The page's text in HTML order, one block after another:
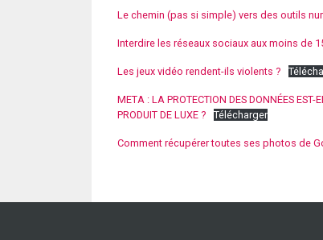
Le chemin (pas si simple) vers des outils
Interdire les réseaux sociaux aux moins de
Les jeux vidéo rendent-ils violents ?
META : LA PROTECTION DES DONNÉES EST-
PRODUIT DE LUXE ?
Télécharger
Comment récupérer toutes ses photos de